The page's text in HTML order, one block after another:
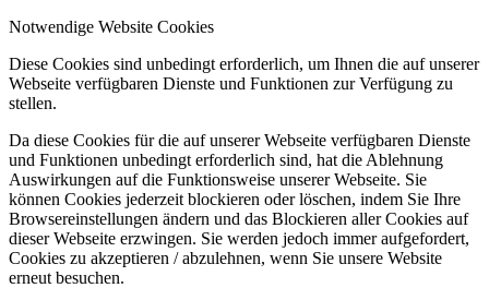
Notwendige Website Cookies
Diese Cookies sind unbedingt erforderlich, um Ihnen die auf unserer
Webseite verfügbaren Dienste und Funktionen zur Verfügung zu
stellen.
Da diese Cookies für die auf unserer Webseite verfügbaren Dienste
und Funktionen unbedingt erforderlich sind, hat die Ablehnung
Auswirkungen auf die Funktionsweise unserer Webseite. Sie
können Cookies jederzeit blockieren oder löschen, indem Sie Ihre
Browsereinstellungen ändern und das Blockieren aller Cookies auf
dieser Webseite erzwingen. Sie werden jedoch immer aufgefordert,
Cookies zu akzeptieren / abzulehnen, wenn Sie unsere Website
erneut besuchen.